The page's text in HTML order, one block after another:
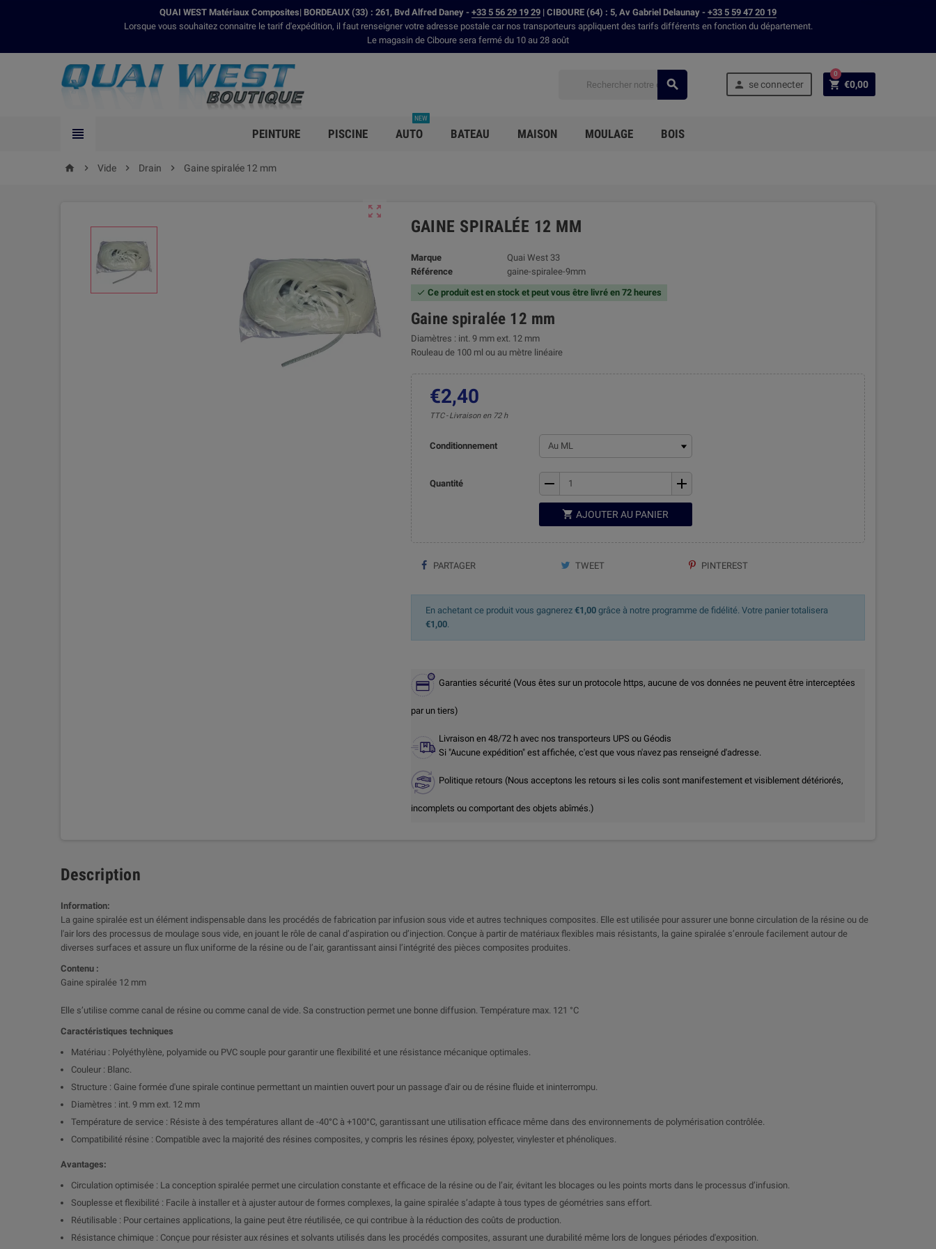
QUAI WEST Matériaux Composites| BORDEAUX (33) : 261, Bvd Alfred Daney - +33 5 56 29 19 29 | CIBOURE (64) : 5, Av Gabriel Delaunay - +33 5 59 47 20 19
Lorsque vous souhaitez connaitre le tarif d'expédition, il faut renseigner votre adresse postale car nos transporteurs appliquent des tarifs différents en fonction du département.
Le magasin de Ciboure sera fermé du 10 au 28 août
  se connecter  €0,00
0
 PEINTURE PISCINE AUTO
NEW
BATEAU MAISON MOULAGE BOIS
home  Vide  Drain  Gaine spiralée 12 mm

GAINE SPIRALÉE 12 MM
Marque
Quai West 33
Référence
gaine-spiralee-9mm
 Ce produit est en stock et peut vous être livré en 72 heures
Gaine spiralée 12 mm
Diamètres : int. 9 mm ext. 12 mm
Rouleau de 100 ml ou au mètre linéaire
€2,40
TTC Livraison en 72 h
Conditionnement
Quantité remove add
 AJOUTER AU PANIER
PARTAGER TWEET PINTEREST
En achetant ce produit vous gagnerez €1,00grâce à notre programme de fidélité. Votre panier totalisera
€1,00.
Garanties sécurité (Vous êtes sur un protocole https, aucune de vos données ne peuvent être interceptées
par un tiers)
Livraison en 48/72 h avec nos transporteurs UPS ou Géodis
Si "Aucune expédition" est affichée, c'est que vous n'avez pas renseigné d'adresse.
Politique retours (Nous acceptons les retours si les colis sont manifestement et visiblement détériorés,
incomplets ou comportant des objets abîmés.)
Description
Information:
La gaine spiralée est un élément indispensable dans les procédés de fabrication par infusion sous vide et autres techniques composites. Elle est utilisée pour assurer une bonne circulation de la résine ou de
l'air lors des processus de moulage sous vide, en jouant le rôle de canal d’aspiration ou d’injection. Conçue à partir de matériaux flexibles mais résistants, la gaine spiralée s’enroule facilement autour de
diverses surfaces et assure un flux uniforme de la résine ou de l’air, garantissant ainsi l’intégrité des pièces composites produites.
Contenu :
Gaine spiralée 12 mm
Elle s’utilise comme canal de résine ou comme canal de vide. Sa construction permet une bonne diffusion. Température max. 121 °C
Caractéristiques techniques
Matériau : Polyéthylène, polyamide ou PVC souple pour garantir une flexibilité et une résistance mécanique optimales.
Couleur : Blanc.
Structure : Gaine formée d'une spirale continue permettant un maintien ouvert pour un passage d'air ou de résine fluide et ininterrompu.
Diamètres : int. 9 mm ext. 12 mm
Température de service : Résiste à des températures allant de -40°C à +100°C, garantissant une utilisation efficace même dans des environnements de polymérisation contrôlée.
Compatibilité résine : Compatible avec la majorité des résines composites, y compris les résines époxy, polyester, vinylester et phénoliques.
Avantages:
Circulation optimisée : La conception spiralée permet une circulation constante et efficace de la résine ou de l’air, évitant les blocages ou les points morts dans le processus d’infusion.
Souplesse et flexibilité : Facile à installer et à ajuster autour de formes complexes, la gaine spiralée s’adapte à tous types de géométries sans effort.
Réutilisable : Pour certaines applications, la gaine peut être réutilisée, ce qui contribue à la réduction des coûts de production.
Résistance chimique : Conçue pour résister aux résines et solvants utilisés dans les procédés composites, assurant une durabilité même lors de longues périodes d'exposition.